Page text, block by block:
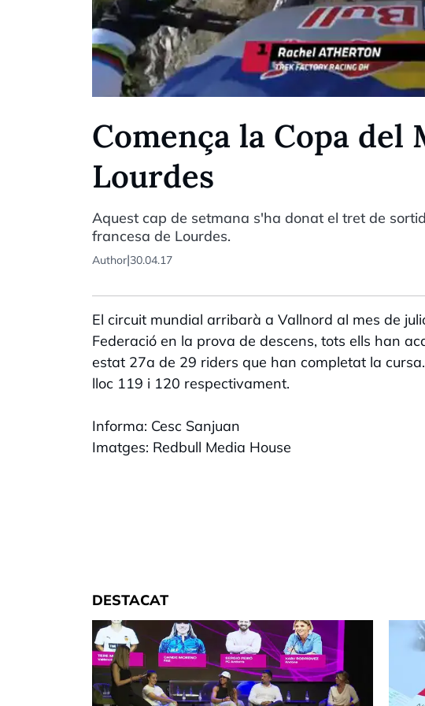
Comença la Copa del
Lourdes
Aquest cap de setmana s'ha donat el tret de
francesa de Lourdes.
Author|30.04.17
El circuit mundial arribarà a Vallnord al mes de
Federació en la prova de descens, tots ells han
estat 27a de 29 riders que han completat la
lloc 119 i 120 respectivament.
Informa: Cesc Sanjuan
Imatges: Redbull Media House
DESTACAT